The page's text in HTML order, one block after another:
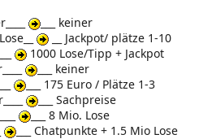
___ keiner
__ Jackpot/ plätze 1-10
1000 Lose/Tipp + Jackpot
___ keiner
___ 175 Euro / Plätze 1-3
___ Sachpreise
___ 8 Mio. Lose
___ Chatpunkte + 1.5 Mio Lose